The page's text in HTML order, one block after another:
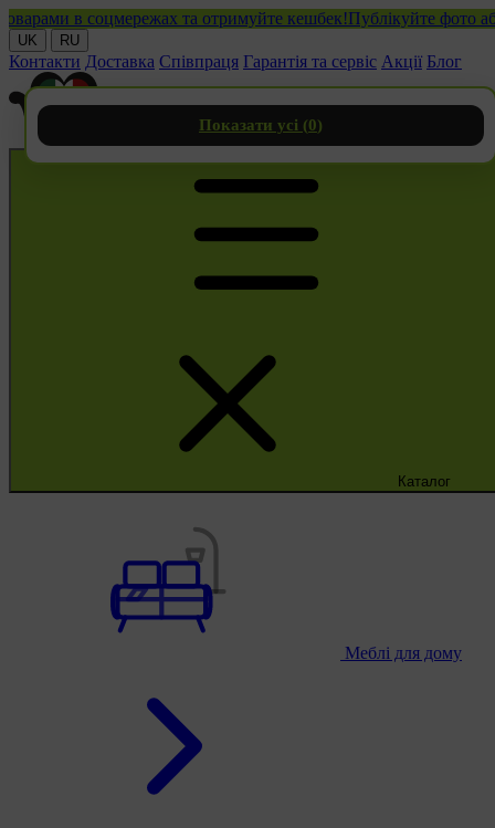
в соцмережах та отримуйте кешбек!Публікуйте фото або
UK RU
Контакти Доставка Співпраця Гарантія та сервіс Акції Блог
Каталог
Меблі для дому
Показати усі (0)